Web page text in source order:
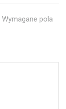
Wymagane pola